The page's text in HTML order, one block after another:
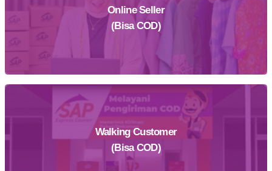
Daftar Sekarang
Online Seller
(Bisa COD)
Daftar Sekarang
Walking Customer
(Bisa COD)